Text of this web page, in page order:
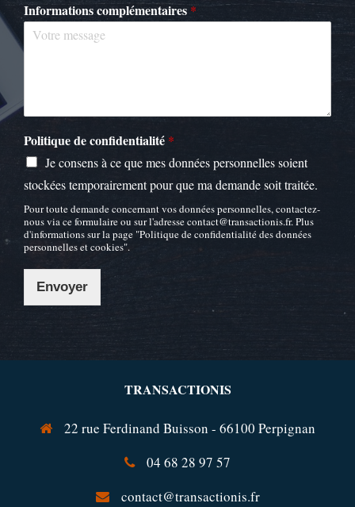
Informations complémentaires *
Politique de confidentialité *
Je consens à ce que mes données personnelles soient
stockées temporairement pour que ma demande soit traitée.
Pour toute demande concernant vos données personnelles, contactez-
nous via ce formulaire ou sur l'adresse contact@transactionis.fr. Plus
d'informations sur la page "Politique de confidentialité des données
personnelles et cookies".
Envoyer
TRANSACTIONIS
22 rue Ferdinand Buisson - 66100 Perpignan
04 68 28 97 57
contact@transactionis.fr